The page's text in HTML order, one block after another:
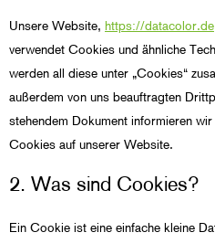
Unsere Website, https://datacolor.de
verwendet Cookies und ähnliche
werden all diese unter „Cookies“
außerdem von uns beauftragten
stehendem Dokument informieren
Cookies auf unserer Website.
2. Was sind Cookies?
Ein Cookie ist eine einfache kleine